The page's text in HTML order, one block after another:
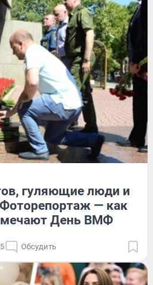
гуляющие люди и
— как
День ВМФ
Обсудить